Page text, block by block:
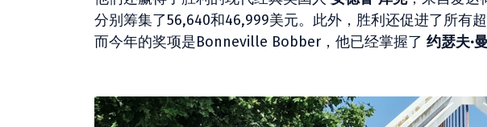
分别筹集了56,640和46,999美元。此外，胜利还促进了所有
而今年的奖项是Bonneville Bobber，他已经掌握了 约瑟夫·